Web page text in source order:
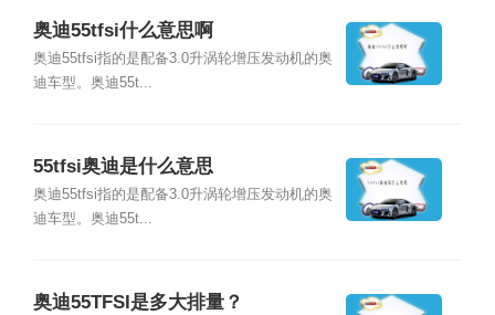
奥迪55tfsi什么意思啊
奥迪55tfsi指的是配备3.0升涡轮增压发动机的奥
迪车型。奥迪55t...
55tfsi奥迪是什么意思
奥迪55tfsi指的是配备3.0升涡轮增压发动机的奥
迪车型。奥迪55t...
奥迪55TFSI是多大排量？